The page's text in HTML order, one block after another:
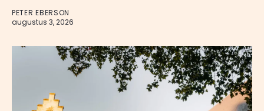
PETER EBERSON
augustus 3, 2026